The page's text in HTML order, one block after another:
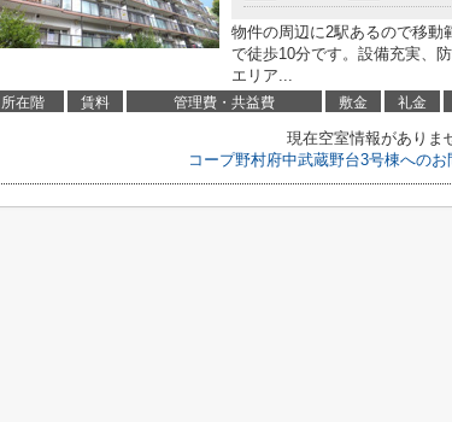
物件の周辺に2駅あるので移動
で徒歩10分です。設備充実、
エリア...
所在階 賃料 管理費・共益費 敷金 礼金
現在空室情報がありま
コープ野村府中武蔵野台3号棟への